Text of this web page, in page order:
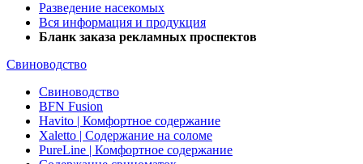
Разведение насекомых
Вся информация и продукция
Бланк заказа рекламных проспектов
Свиноводство
Свиноводство
BFN Fusion
Havito | Комфортное содержание
Xaletto | Содержание на соломе
PureLine | Комфортное содержание